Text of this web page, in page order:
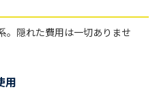
。隠れた費用は一切ありませ
用